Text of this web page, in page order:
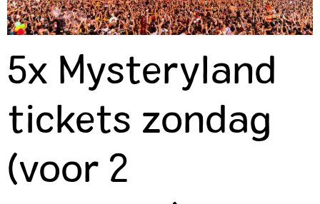
5x Mysteryland
tickets zondag
(voor 2